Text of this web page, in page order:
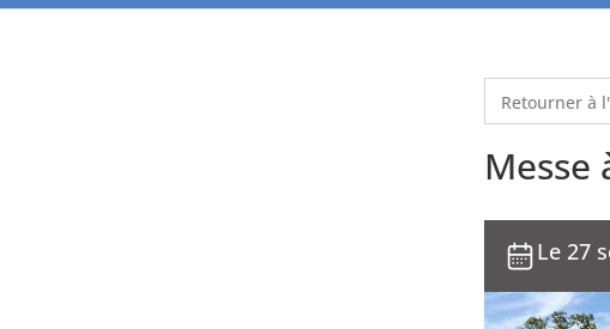
Retourner à
Messe
Le 27